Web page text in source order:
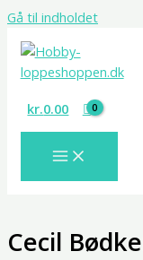
Gå til indholdet
kr.0.00
Cecil